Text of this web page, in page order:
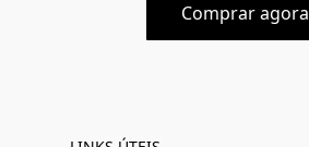
Comprar agora